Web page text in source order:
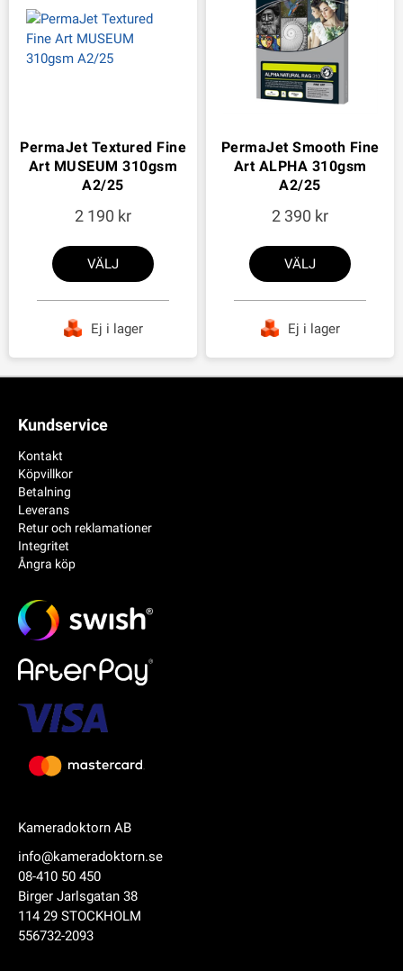
PermaJet Textured Fine
Art MUSEUM 310gsm
A2/25
2 190
VÄLJ
Ej i lager
PermaJet Smooth Fine
Art ALPHA 310gsm
A2/25
2 390
VÄLJ
Ej i lager
Kameradoktorn AB
info@kameradoktorn.se
08-410 50 450
Birger Jarlsgatan 38
114 29 STOCKHOLM
556732-2093
Kundservice
Kontakt
Köpvillkor
Betalning
Leverans
Retur och reklamationer
Integritet
Ångra köp